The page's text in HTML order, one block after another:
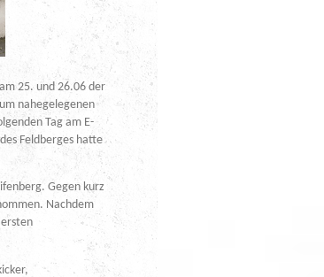
25. und 26.06 der
nahegelegenen
Tag am E-
Feldberges hatte
Gegen kurz
Nachdem